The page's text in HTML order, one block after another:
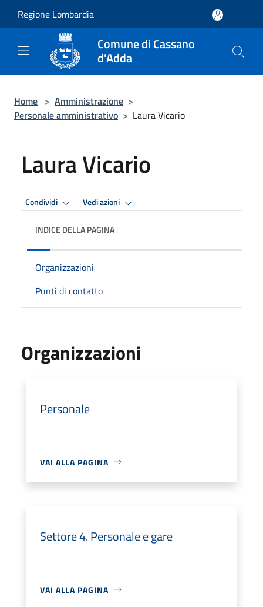
Regione Lombardia
Comune di Cassano
d'Adda
Home > Amministrazione >
Personale amministrativo > Laura Vicario
Laura Vicario
Condividi Vedi azioni
INDICE DELLA PAGINA
Organizzazioni
Punti di contatto
Organizzazioni
Personale
VAI ALLA PAGINA
Settore 4. Personale e gare
VAI ALLA PAGINA